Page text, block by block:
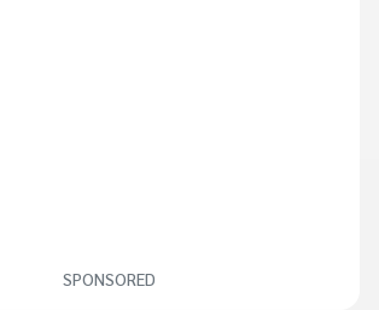
SPONSORED